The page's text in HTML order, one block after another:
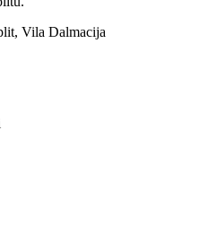
Vila Dalmacija